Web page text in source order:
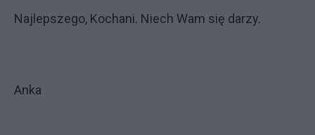
Najlepszego, Kochani. Niech Wam się darzy.
Anka